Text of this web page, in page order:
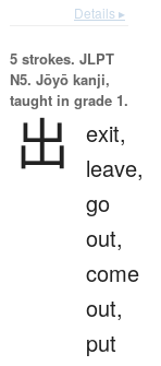
Details ▸
5 strokes. JLPT
N5. Jōyō kanji,
taught in grade 1.
出
exit,
leave,
go
out,
come
out,
put